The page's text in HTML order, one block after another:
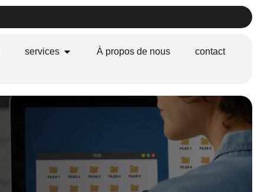
services À propos de nous contact